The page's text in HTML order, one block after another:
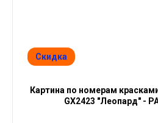
Скидка
Картина по номерам
GX2423 "Леопард" -